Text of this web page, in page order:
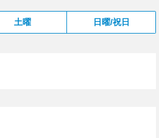
土曜 日曜/祝日